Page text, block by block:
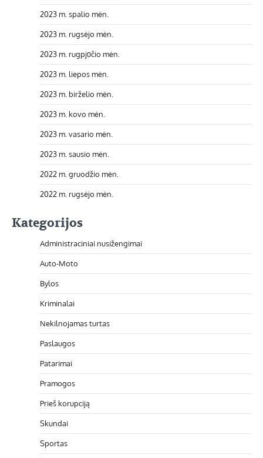
2023 m. spalio mėn.
2023 m. rugsėjo mėn.
2023 m. rugpjūčio mėn.
2023 m. liepos mėn.
2023 m. birželio mėn.
2023 m. kovo mėn.
2023 m. vasario mėn.
2023 m. sausio mėn.
2022 m. gruodžio mėn.
2022 m. rugsėjo mėn.
Kategorijos
Administraciniai nusižengimai
Auto-Moto
Bylos
Kriminalai
Nekilnojamas turtas
Paslaugos
Patarimai
Pramogos
Prieš korupciją
Skundai
Sportas